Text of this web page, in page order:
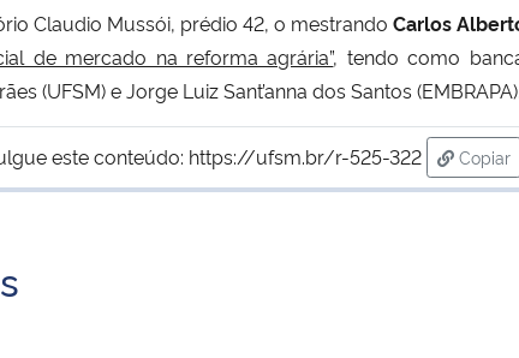
Claudio Mussói, prédio 42, o mestrando Carlos
de mercado na reforma agrária”, tendo como
(UFSM) e Jorge Luiz Sant’anna dos Santos (EMBRAPA).
este conteúdo: https://ufsm.br/r-525-322
Copiar
para